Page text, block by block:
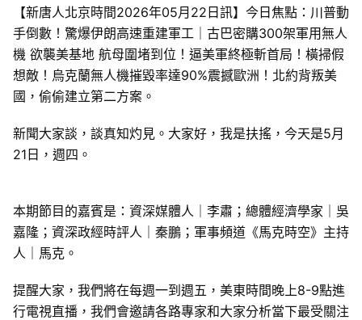
【新唐人北京時間2026年05月22日訊】今日焦點：川普動
手倒數！驚爆伊朗高速重建軍工｜古巴密購300架軍用無人
機 欲襲美基地 航母圍堵到位！逼美軍終極斬首局！橫掃假
想敵！烏克蘭無人機摧毀率達90%震撼歐洲！北約背叛美
國，偷偷建立第二方案。
新聞大家談，談真知灼見。大家好，我是扶搖，今天是5月
21日，週四。
本期節目的嘉賓是：資深媒體人｜李肅；總體經濟學家｜吳
嘉隆；資深政經時評人｜秦鵬；軍事頻道《馬克時空》主持
人｜馬克。
提醒大家，我們將在每週一到週五，美東時間晚上8-9點進
行電視直播，我們會邀請各路專家和大家分析當下最受關注